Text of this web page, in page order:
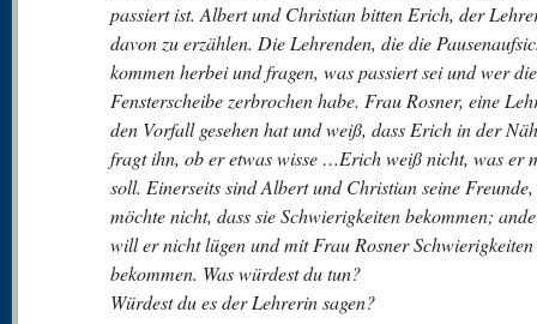
passiert ist. Albert und Christian bitten Erich, der
davon zu erzählen. Die Lehrenden, die die
kommen herbei und fragen, was passiert sei und wer die
Fensterscheibe zerbrochen habe. Frau Rosner, eine
den Vorfall gesehen hat und weiß, dass Erich in der
fragt ihn, ob er etwas wisse …Erich weiß nicht, was er
soll. Einerseits sind Albert und Christian seine
möchte nicht, dass sie Schwierigkeiten bekommen;
will er nicht lügen und mit Frau Rosner Schwierigkeiten
bekommen. Was würdest du tun?
Würdest du es der Lehrerin sagen?